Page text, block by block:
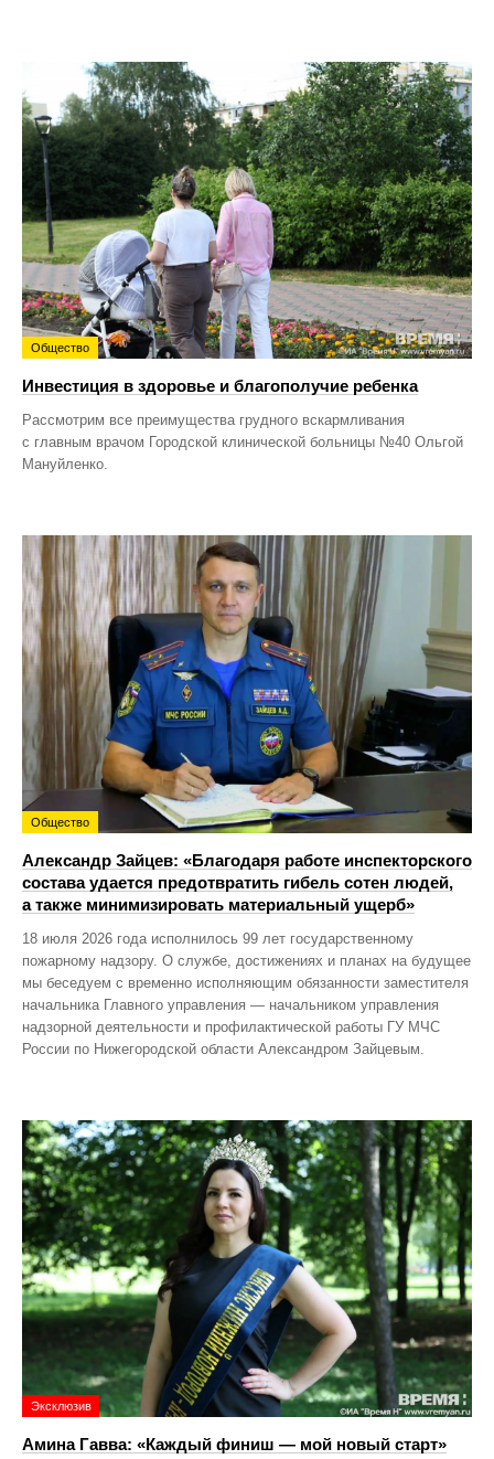
Общество
Инвестиция в здоровье и благополучие ребенка
Рассмотрим все преимущества грудного вскармливания
с главным врачом Городской клинической больницы №40 Ольгой
Мануйленко.
Общество
Александр Зайцев: «Благодаря работе инспекторского
состава удается предотвратить гибель сотен людей,
а также минимизировать материальный ущерб»
18 июля 2026 года исполнилось 99 лет государственному
пожарному надзору. О службе, достижениях и планах на будущее
мы беседуем с временно исполняющим обязанности заместителя
начальника Главного управления — начальником управления
надзорной деятельности и профилактической работы ГУ МЧС
России по Нижегородской области Александром Зайцевым.
Эксклюзив
Амина Гавва: «Каждый финиш — мой новый старт»